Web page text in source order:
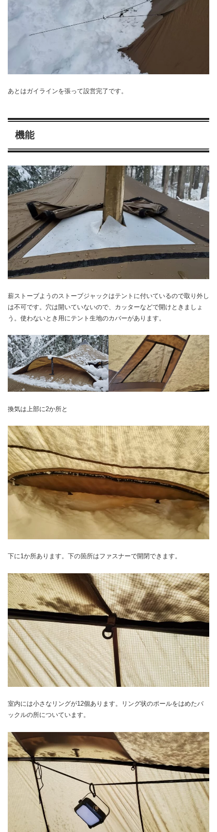
あとはガイラインを張って設営完了です。
機能
薪ストーブようのストーブジャックはテントに付いているので取り外し
は不可です。穴は開いていないので、カッターなどで開けときましょ
う。使わないとき用にテント生地のカバーがあります。
換気は上部に2か所と
下に1か所あります。下の箇所はファスナーで開閉できます。
室内には小さなリングが12個あります。リング状のポールをはめたバ
ックルの所についています。